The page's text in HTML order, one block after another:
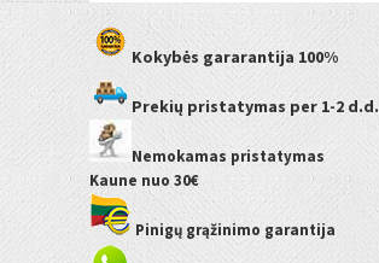
Kokybės gararantija 100%
Prekių pristatymas per 1-2 d.d.
Nemokamas pristatymas
Kaune nuo 30€
Pinigų grąžinimo garantija